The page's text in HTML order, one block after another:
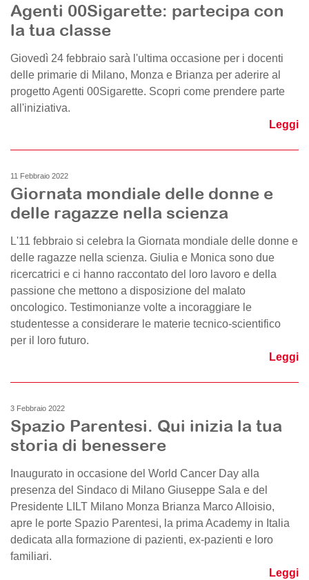
Agenti 00Sigarette: partecipa con
la tua classe
Giovedì 24 febbraio sarà l'ultima occasione per i docenti
delle primarie di Milano, Monza e Brianza per aderire al
progetto Agenti 00Sigarette. Scopri come prendere parte
all'iniziativa.
Leggi
11 Febbraio 2022
Giornata mondiale delle donne e
delle ragazze nella scienza
L'11 febbraio si celebra la Giornata mondiale delle donne e
delle ragazze nella scienza. Giulia e Monica sono due
ricercatrici e ci hanno raccontato del loro lavoro e della
passione che mettono a disposizione del malato
oncologico. Testimonianze volte a incoraggiare le
studentesse a considerare le materie tecnico-scientifico
per il loro futuro.
Leggi
3 Febbraio 2022
Spazio Parentesi. Qui inizia la tua
storia di benessere
Inaugurato in occasione del World Cancer Day alla
presenza del Sindaco di Milano Giuseppe Sala e del
Presidente LILT Milano Monza Brianza Marco Alloisio,
apre le porte Spazio Parentesi, la prima Academy in Italia
dedicata alla formazione di pazienti, ex-pazienti e loro
familiari.
Leggi